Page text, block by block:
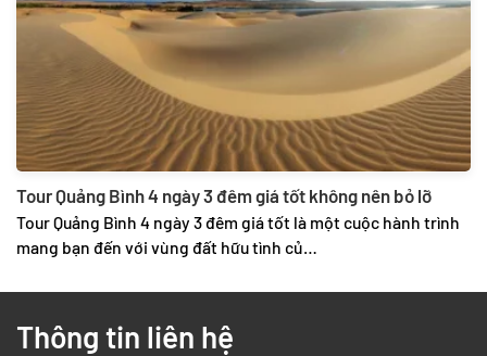
Tour Quảng Bình 4 ngày 3 đêm giá tốt không nên bỏ lỡ
Tour Quảng Bình 4 ngày 3 đêm giá tốt là một cuộc hành trình
mang bạn đến với vùng đất hữu tình củ…
Thông tin liên hệ